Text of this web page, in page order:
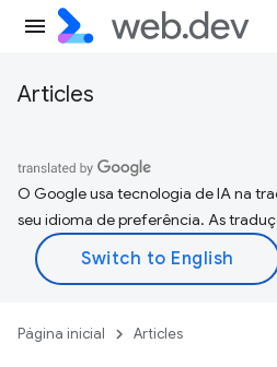
Articles
O Google usa tecnologia de IA na
seu idioma de preferência. As
Página inicial Articles